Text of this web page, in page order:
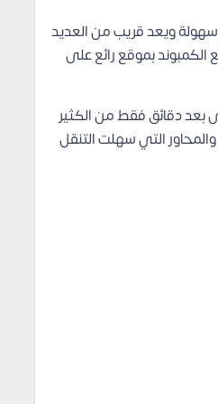
ويعد قريب من العديد
الكمبوند بموقع رائع على
بعد دقائق فقط من الكثير
التي سهلت التنقل